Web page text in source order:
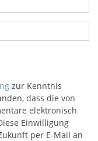
zur Kenntnis
dass die von
elektronisch
Einwilligung
per E-Mail an